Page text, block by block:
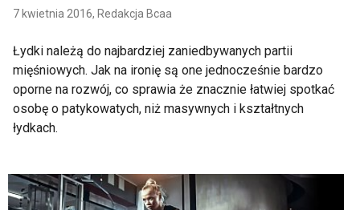
7 kwietnia 2016, Redakcja Bcaa
Łydki należą do najbardziej zaniedbywanych partii
mięśniowych. Jak na ironię są one jednocześnie bardzo
oporne na rozwój, co sprawia że znacznie łatwiej spotkać
osobę o patykowatych, niż masywnych i kształtnych
łydkach.